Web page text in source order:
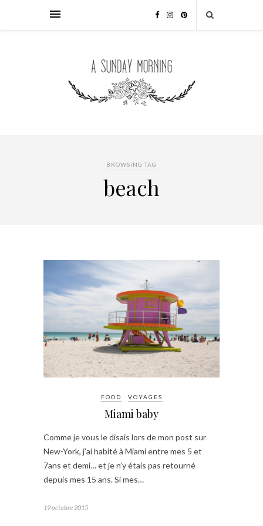
BROWSING TAG
beach
FOOD VOYAGES
Miami baby
Comme je vous le disais lors de mon post sur
New-York, j’ai habité à Miami entre mes 5 et
7ans et demi… et je n’y étais pas retourné
depuis mes 15 ans. Si mes…
19 octobre 2015